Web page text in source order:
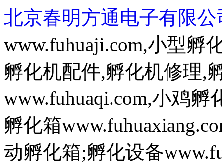
北京春明方通电子有限公
www.fuhuaji.com,小型孵
孵化机配件,孵化机修理,
www.fuhuaqi.com,小鸡
孵化箱
动孵化箱;孵化设备